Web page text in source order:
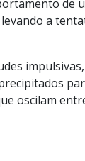
de
a
oscilam